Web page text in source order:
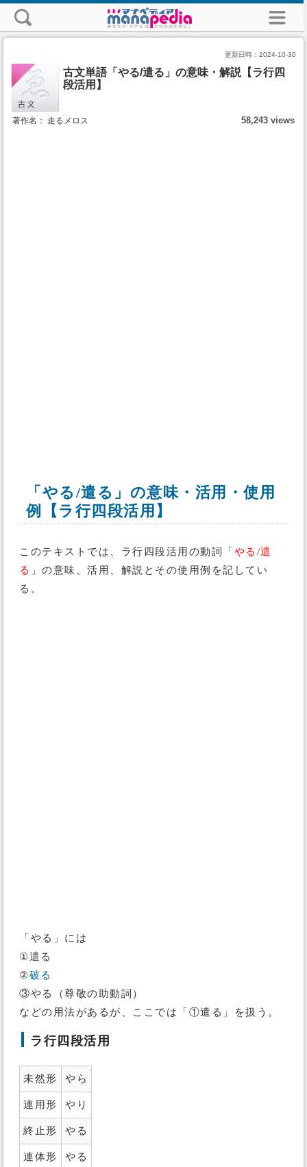
更新日時： 2024-10-30
古文単語「やる/遣る」の意味・解説【ラ行四
段活用】
著作名： 走るメロス 58,243 views
「やる/遣る」の意味・活用・使用
例【ラ行四段活用】
このテキストでは、ラ行四段活用の動詞「 やる/遣
る 」の意味、活用、解説とその使用例を記してい
る。
「やる」には
①遣る
②破る
③やる（尊敬の助動詞）
などの用法があるが、ここでは「①遣る」を扱う。
ラ行四段活用
未然形 やら
連用形 やり
終止形 やる
連体形 やる